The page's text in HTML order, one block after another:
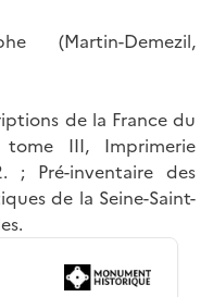
(Martin-Demezil,
de la France du
III, Imprimerie
; Pré-inventaire des
de la Seine-Saint-